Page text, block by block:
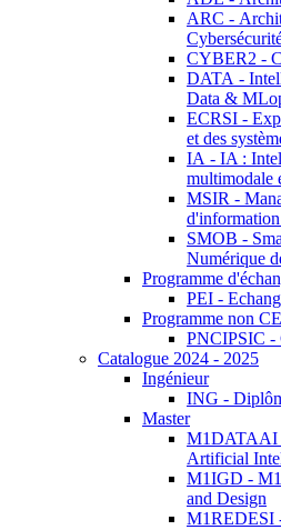
ARC -
CYBER2 -
DATA -
Data &
ECRSI -
et des
IA - IA :
multimodale
MSIR -
SMOB -
Numérique
Programme
PEI -
Programme non
PNCIPSIC -
Catalogue 2024 - 2025
Ingénieur
ING -
Master
M1DATAAI
Artificial
M1IGD -
and Design
M1REDESI